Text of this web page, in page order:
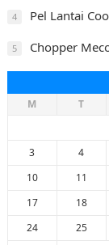
4 Pel Lantai
5 Chopper
M T
3
4
10
11
17
18
24
25